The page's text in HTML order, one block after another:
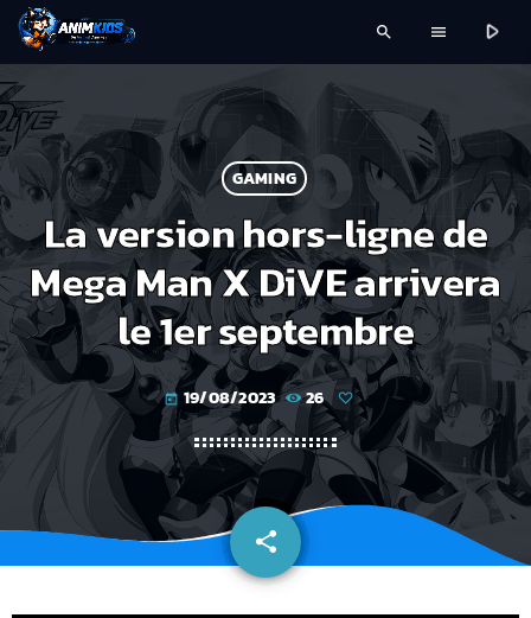
search menu play_arrow
GAMING
La version hors-ligne de
Mega Man X DiVE arrivera
le 1er septembre
today 19/08/2023 26
share
email